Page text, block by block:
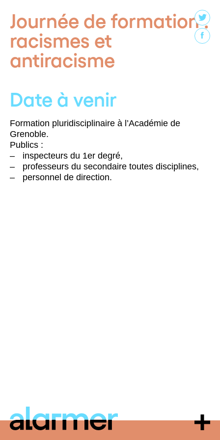
Journée de formation :
racismes et
antiracisme
Date à venir
Formation pluridisciplinaire à l’Académie de
Grenoble.
Publics :
inspecteurs du 1er degré,
professeurs du secondaire toutes disciplines,
personnel de direction.